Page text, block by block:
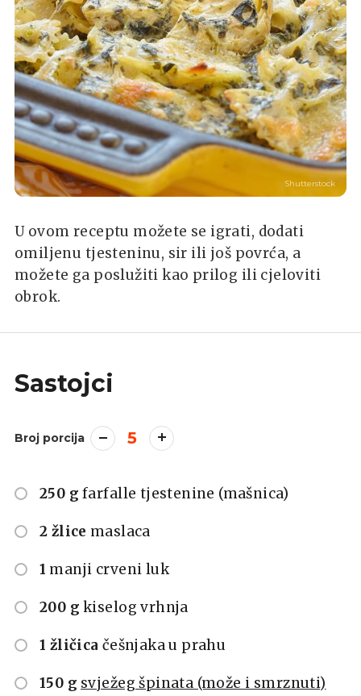
Shutterstock
U ovom receptu možete se igrati, dodati
omiljenu tjesteninu, sir ili još povrća, a
možete ga poslužiti kao prilog ili cjeloviti
obrok.
Sastojci
Broj porcija 5
250 g farfalle tjestenine (mašnica)
2 žlice maslaca
1 manji crveni luk
200 g kiselog vrhnja
1 žličica češnjaka u prahu
150 g svježeg špinata (može i smrznuti)